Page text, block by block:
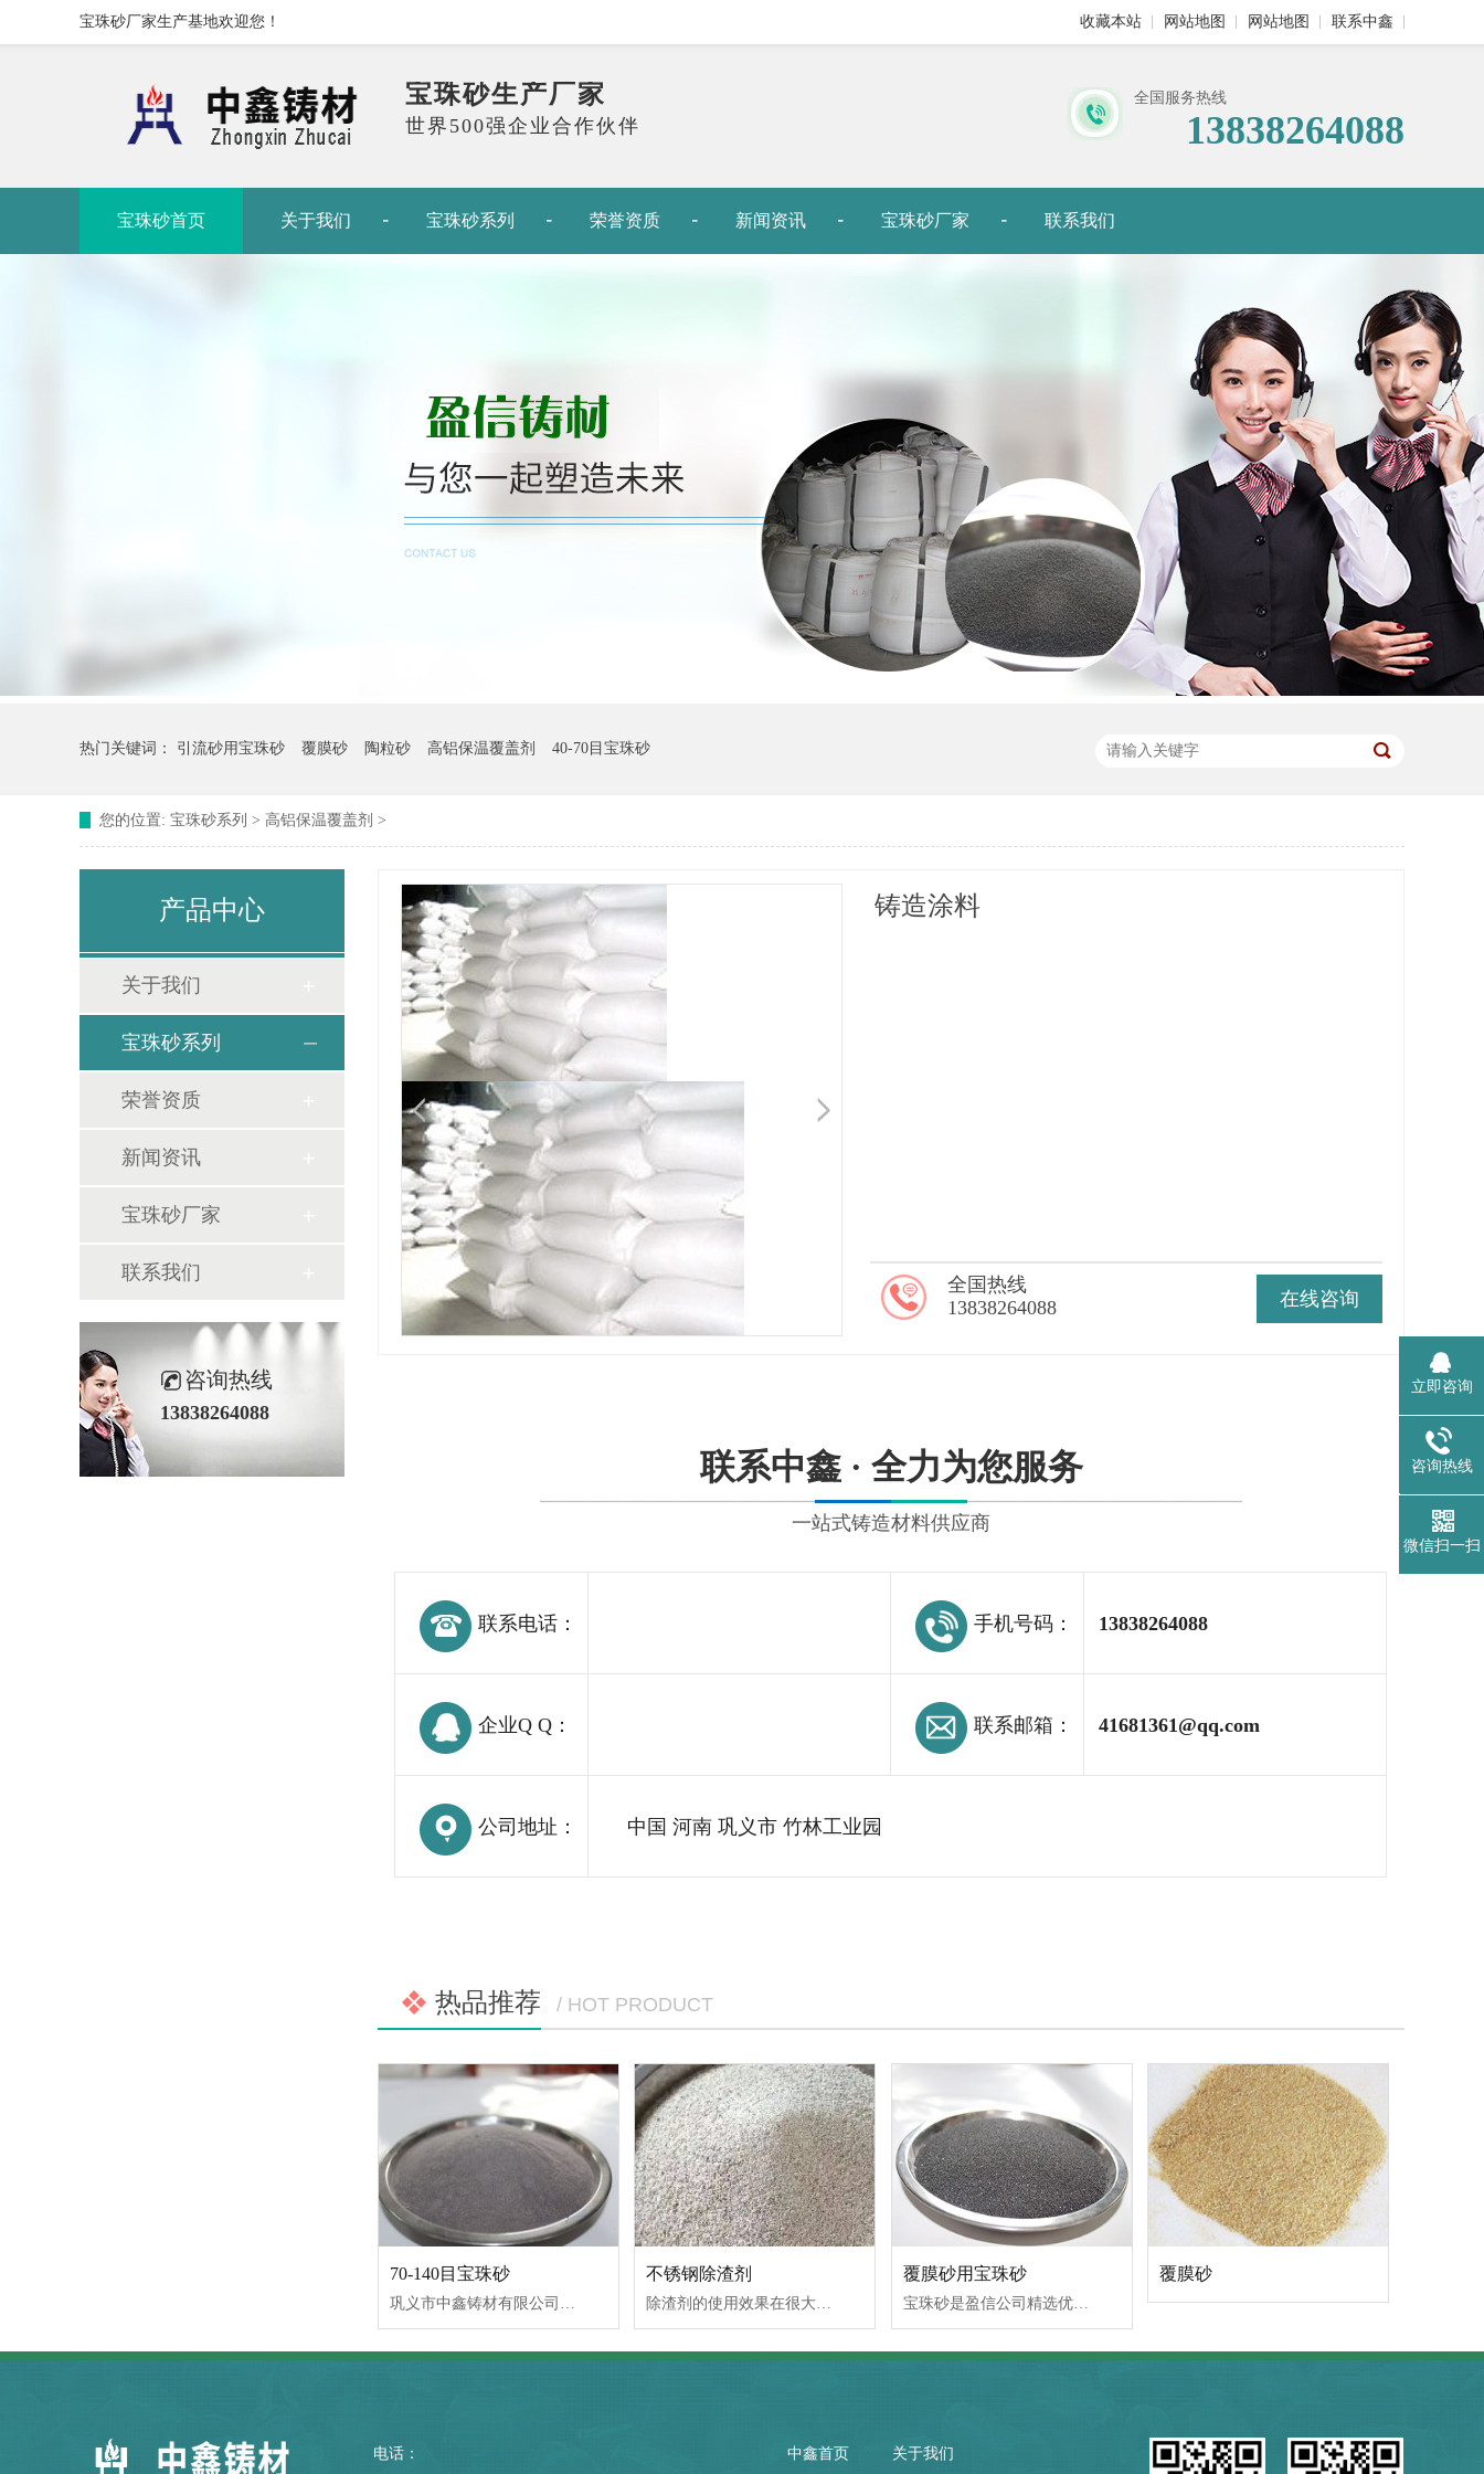
宝珠砂厂家生产基地欢迎您！ 收藏本站 网站地图 网站地图 联系中鑫
宝珠砂生产厂家
世界500强企业合作伙伴
全国服务热线
13838264088
宝珠砂首页 关于我们 宝珠砂系列 荣誉资质 新闻资讯 宝珠砂厂家 联系我们
热门关键词： 引流砂用宝珠砂 覆膜砂 陶粒砂 高铝保温覆盖剂 40-70目宝珠砂
您的位置: 宝珠砂系列 > 高铝保温覆盖剂 >
产品中心
关于我们
宝珠砂系列
荣誉资质
新闻资讯
宝珠砂厂家
联系我们
咨询热线
13838264088
铸造涂料
在线咨询
全国热线
13838264088
联系中鑫 · 全力为您服务
一站式铸造材料供应商
联系电话： 手机号码： 13838264088
企业Q Q： 联系邮箱： 41681361@qq.com
公司地址： 中国 河南 巩义市 竹林工业园
热品推荐 / HOT PRODUCT
70-140目宝珠砂
巩义市中鑫铸材有限公司专业生产宝珠砂，宝珠砂又名（铸宝砂、电熔陶粒、陶粒砂）它是用优质铝矾土材料经电弧炉熔炼而成，年产量18000吨，宝珠砂价格合理，性价比优
不锈钢除渣剂
除渣剂的使用效果在很大程度上取决于除渣剂的正确使用，在使用本系列除渣剂时，我们总是推荐熔炼工程师和操作工人必须严格控制除渣剂的使用量，加入除渣剂的过程即是除渣的过程，也
覆膜砂用宝珠砂
宝珠砂是盈信公司精选优质铝钒土，通过电熔、制球、分筛等工艺制成的球状造型用砂。它具有耐火度高（＞1800℃），角形系数小（＜1.06，近似球状），酸耗值小（中性材料），粘结剂加入量
覆膜砂
电话： 中鑫首页 关于我们
立即咨询
咨询热线
微信扫一扫